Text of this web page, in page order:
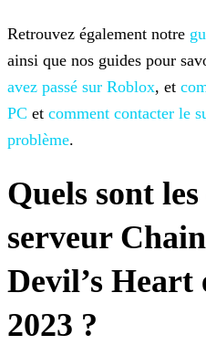
Retrouvez également notre
ainsi que nos guides pour
avez passé sur Roblox, et
PC et comment contacter le
problème.
Quels sont
serveur
Devil’s Heart
2023 ?